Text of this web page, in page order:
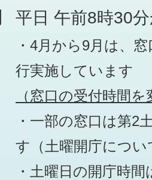
平日 午前8時30
・4月から9月は、
行実施しています
（窓口の受付時間
・一部の窓口は第2
す （土曜開庁につ
・土曜日の開庁時